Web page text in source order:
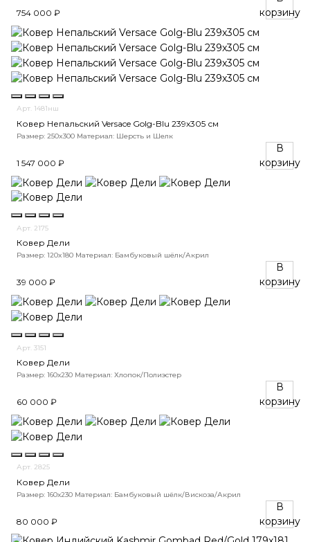
754 000 ₽
корзину
Арт. 1481нш
Ковер Непальский Versace Golg-Blu 239x305 см
Размер: 250x300 Материал: Шерсть и Шелк
1 547 000 ₽
В
корзину
Арт. 2175
Ковер Дели
Размер: 120x180 Материал: Бамбуковый шёлк/Акрил
39 000 ₽
В
корзину
Арт. 3151
Ковер Дели
Размер: 160х230 Материал: Хлопок/Полиэстер
60 000 ₽
В
корзину
Арт. 2825
Ковер Дели
Размер: 160х230 Материал: Бамбуковый шёлк/Вискоза/Акрил
80 000 ₽
В
корзину